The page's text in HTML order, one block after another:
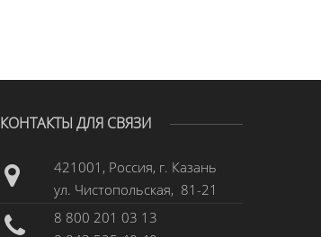
КОНТАКТЫ ДЛЯ СВЯЗИ
421001, Россия, г. Казань
ул. Чистопольская, 81-21
8 800 201 03 13